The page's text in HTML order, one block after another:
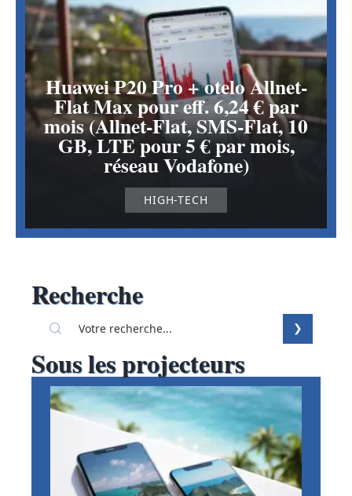
Huawei P20 Pro + otelo Allnet-
Flat Max pour eff. 6,24 € par
mois (Allnet-Flat, SMS-Flat, 10
GB, LTE pour 5 € par mois,
réseau Vodafone)
HIGH-TECH
Recherche
Sous les projecteurs